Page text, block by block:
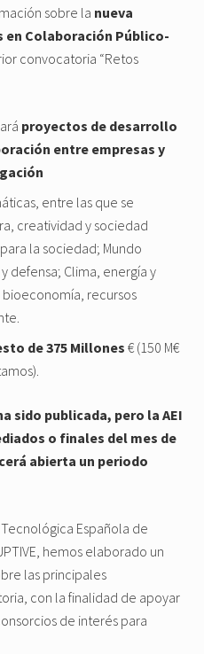
sobre la nueva
Colaboración Público-
convocatoria “Retos
proyectos de desarrollo
entre empresas y
entre las que se
creatividad y sociedad
la sociedad; Mundo
defensa; Clima, energía y
recursos
de 375 Millones € (150 M€
sido publicada, pero la AEI
o finales del mes de
abierta un periodo
Española de
hemos elaborado un
las principales
con la finalidad de apoyar
de interés para